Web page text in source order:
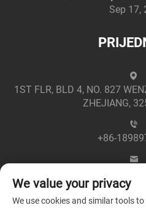
Sep 17,
1ST FLR, BLD 4, NO. 827
ZHEJIANG,
+86-
We value your privacy
We use cookies and similar tools